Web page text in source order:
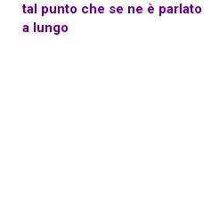
tal punto che se ne è parlato
a lungo